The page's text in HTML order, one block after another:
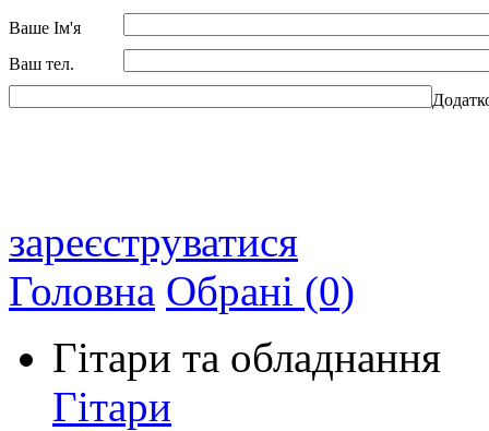
Ваше Ім'я
Ваш тел.
зареєструватися
Головна Обрані (0)
Гітари та обладнання
Гітари